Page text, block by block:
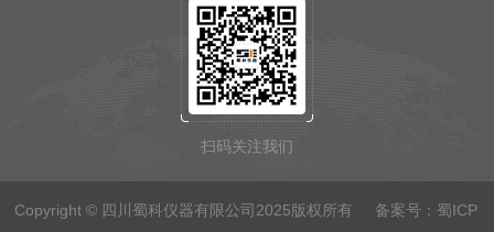
扫码关注我们
Copyright © 四川蜀科仪器有限公司2025版权所有 备案号： 蜀ICP